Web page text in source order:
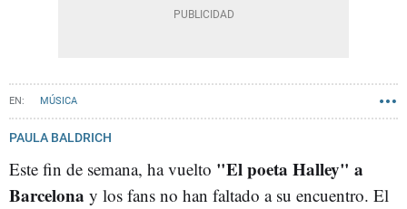
MÚSICA
PAULA BALDRICH
Este fin de semana, ha vuelto "El poeta Halley" a
Barcelona y los fans no han faltado a su encuentro. El